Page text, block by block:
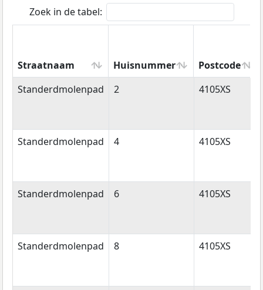
Zoek in de tabel:
Straatnaam Huisnummer
Postcode
Straatnaam
Huisnummer Postcode
Standerdmolenpad 2 4105XS
Standerdmolenpad 4 4105XS
Standerdmolenpad 6 4105XS
Standerdmolenpad 8 4105XS